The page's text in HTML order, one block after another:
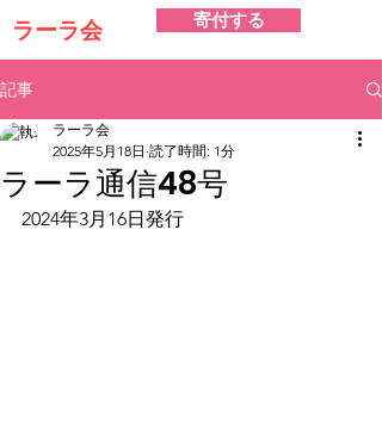
ラーラ会 寄付する
記事
ラーラ通信48号
ラーラ会
2025年5月18日 読了時間: 1分
2024年3月16日発行